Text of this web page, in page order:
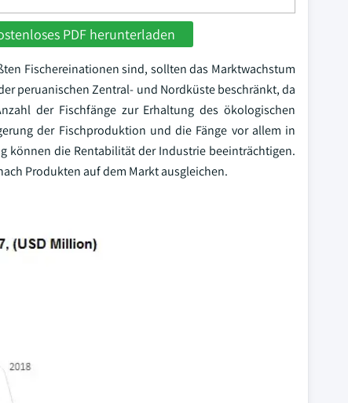
PDF herunterladen
Fischereinationen sind, sollten das Marktwachstum
peruanischen Zentral- und Nordküste beschränkt, da
der Fischfänge zur Erhaltung des ökologischen
der Fischproduktion und die Fänge vor allem in
können die Rentabilität der Industrie beeinträchtigen.
Produkten auf dem Markt ausgleichen.